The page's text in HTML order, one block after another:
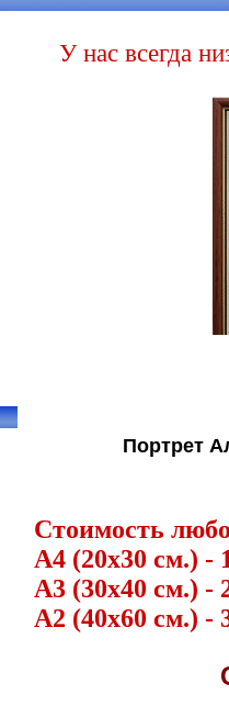
У нас всегда
Портрет
Стоимость
А4 (20х30 см.) -
А3 (30х40 см.) -
А2 (40х60 см.) -